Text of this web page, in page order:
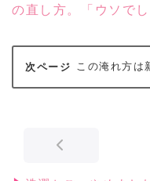
の直し方。「ウソで
この淹れ方は